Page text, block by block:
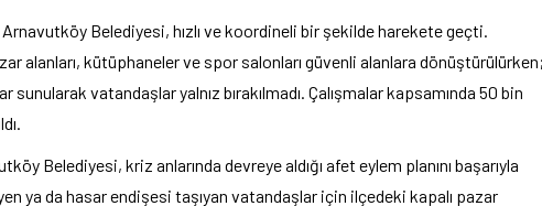
Arnavutköy Belediyesi, hızlı ve koordineli bir şekilde harekete geçti.
alanları, kütüphaneler ve spor salonları güvenli alanlara
vatandaşlar yalnız bırakılmadı. Çalışmalar kapsamında 50 bin
Belediyesi, kriz anlarında devreye aldığı afet eylem planını başarıyla
ya da hasar endişesi taşıyan vatandaşlar için ilçedeki kapalı pazar